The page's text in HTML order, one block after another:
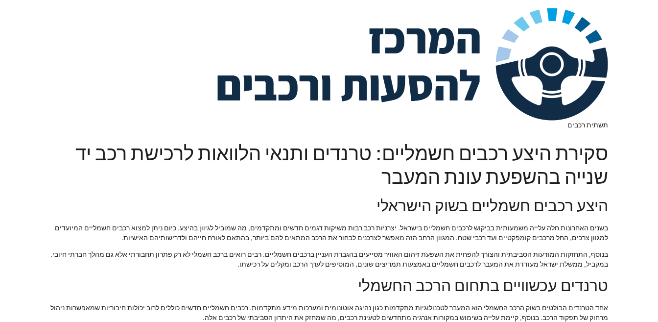
תשתית רכבים
סקירת היצע רכבים חשמליים: טרנדים ותנאי הלוואות לרכישת רכב יד
שנייה בהשפעת עונת המעבר
היצע רכבים חשמליים בשוק הישראלי
בשנים האחרונות חלה עלייה משמעותית בביקוש לרכבים חשמליים בישראל. יצרניות רכב רבות משיקות דגמים חדשים ומתקדמים, מה שמוביל לגיוון בהיצע. כיום ניתן למצוא רכבים חשמליים המיועדים
למגוון צרכים, החל מרכבים קומפקטיים ועד רכבי שטח. המגוון הרחב הזה מאפשר לצרכנים לבחור את הרכב המתאים להם ביותר, בהתאם לאורח חייהם ולדרישותיהם האישיות.
בנוסף, התחזקות המודעות הסביבתית והצורך להפחית את השפעת זיהום האוויר מסייעים בהגברת העניין ברכבים חשמליים. רבים רואים ברכב חשמלי לא רק פתרון תחבורתי אלא גם מהלך חברתי חיובי.
במקביל, ממשלת ישראל מעודדת את המעבר לרכבים חשמליים באמצעות תמריצים שונים, המוסיפים לערך הרכב ומקלים על רכישתו.
טרנדים עכשוויים בתחום הרכב החשמלי
אחד הטרנדים הבולטים בשוק הרכב החשמלי הוא המעבר לטכנולוגיות מתקדמות כגון נהיגה אוטונומית ומערכות מידע מתקדמות. רכבים חשמליים חדשים כוללים לרוב יכולות חיבוריות שמאפשרות ניהול
מרחוק של תפקוד הרכב. בנוסף, קיימת עלייה בשימוש במקורות אנרגיה מתחדשים לטעינת רכבים, מה שמחזק את היתרון הסביבתי של רכבים אלה.